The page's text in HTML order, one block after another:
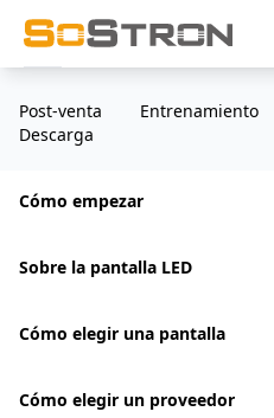
Post-venta Entrenamiento
Descarga
Cómo empezar
Sobre la pantalla LED
Cómo elegir una pantalla
Cómo elegir un proveedor